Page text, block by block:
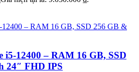
i5-12400 – RAM 16 GB, SSD
24″ FHD IPS